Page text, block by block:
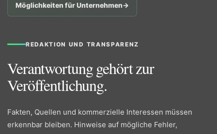
Möglichkeiten für Unternehmen→
REDAKTION UND TRANSPARENZ
Verantwortung gehört zur
Veröffentlichung.
Fakten, Quellen und kommerzielle Interessen müssen
erkennbar bleiben. Hinweise auf mögliche Fehler,